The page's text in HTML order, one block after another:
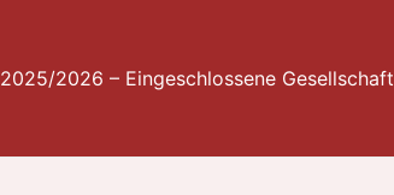
2025/2026 – Eingeschlossene Gesellschaft